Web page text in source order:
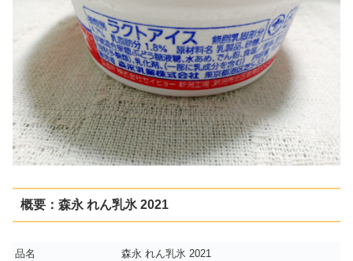
概要：森永 れん乳氷 2021
品名
森永 れん乳氷 2021